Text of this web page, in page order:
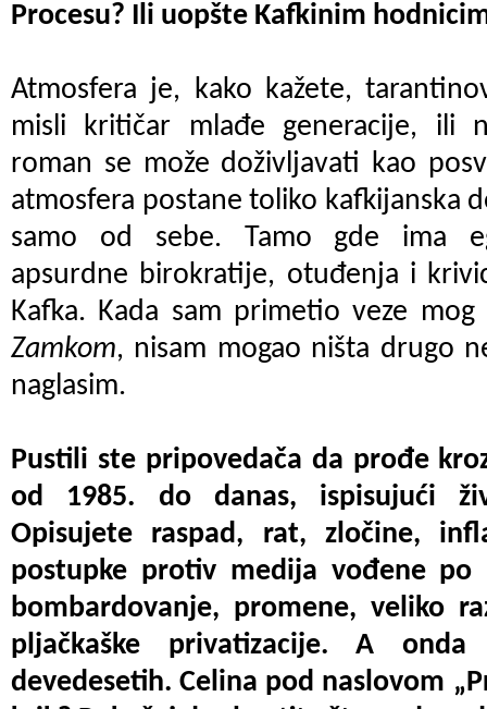
Procesu? Ili uopšte Kafkinim
Atmosfera je, kako kažete,
misli kritičar mlađe generacije, ili
roman se može doživljavati kao
atmosfera postane toliko kafkijanska
samo od sebe. Tamo gde ima
apsurdne birokratije, otuđenja i
Kafka. Kada sam primetio veze
Zamkom, nisam mogao ništa drugo
naglasim.
Pustili ste pripovedača da prođe
od 1985. do danas, ispisujući
Opisujete raspad, rat, zločine,
postupke protiv medija vođene po
bombardovanje, promene, veliko
pljačkaške privatizacije. A
devedesetih. Celina pod naslovom